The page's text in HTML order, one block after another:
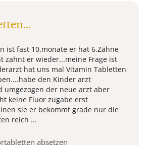
ist fast 10.monate er hat 6.Zähne
zahnt er wieder...meine Frage ist
hat uns mal Vitamin Tabletten
den Kinder arzt
umgezogen der neue arzt aber
keine Fluor zugabe erst
sie er bekommt grade nur die
reich ...
absetzen